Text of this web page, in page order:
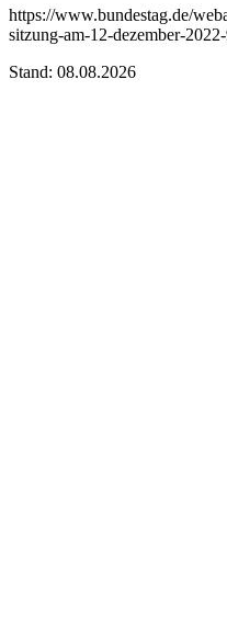
https://www.bundestag.de/
sitzung-am-12-dezember-
Stand: 08.08.2026